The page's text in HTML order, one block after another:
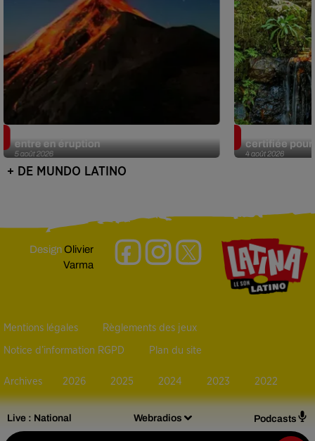
Live : National Webradios Podcasts
5 août 2026
entre en éruption
4 août 2026
certifiée pour
+ DE MUNDO LATINO
DesignOlivier
Varma
Mentions légales Règlements des jeux
Notice d’information RGPD Plan du site
Archives 2026 2025 2024 2023 2022